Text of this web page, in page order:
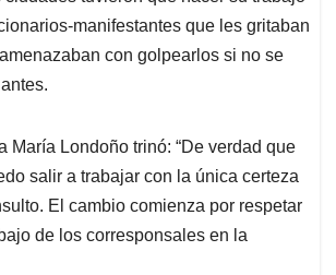
de los corresponsales en la